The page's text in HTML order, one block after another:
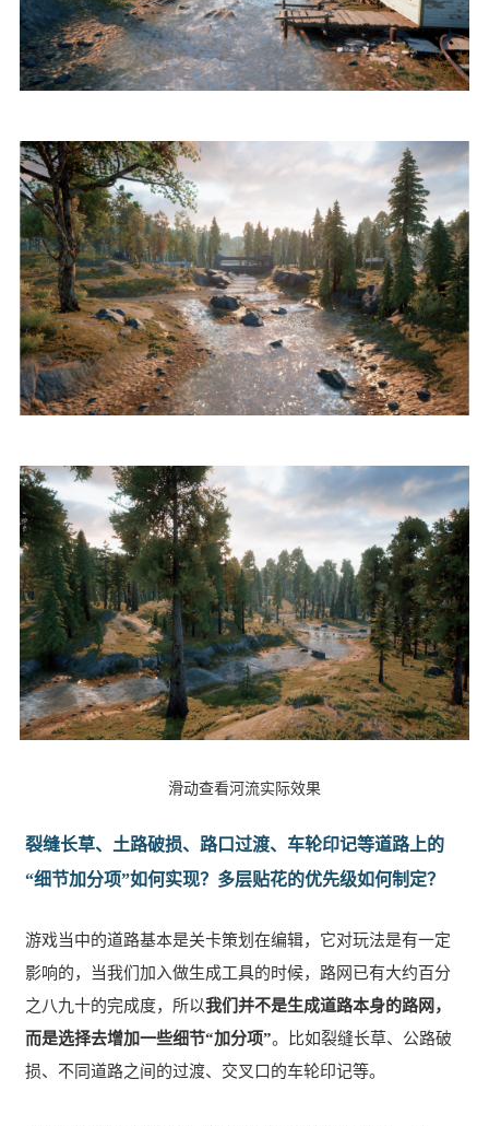
滑动查看河流实际效果
裂缝长草、土路破损、路口过渡、车轮印记等道路上的
“细节加分项”如何实现？多层贴花的优先级如何制定？
游戏当中的道路基本是关卡策划在编辑，它对玩法是有一定
影响的，当我们加入做生成工具的时候，路网已有大约百分
之八九十的完成度，所以我们并不是生成道路本身的路网，
而是选择去增加一些细节“加分项”。比如裂缝长草、公路破
损、不同道路之间的过渡、交叉口的车轮印记等。